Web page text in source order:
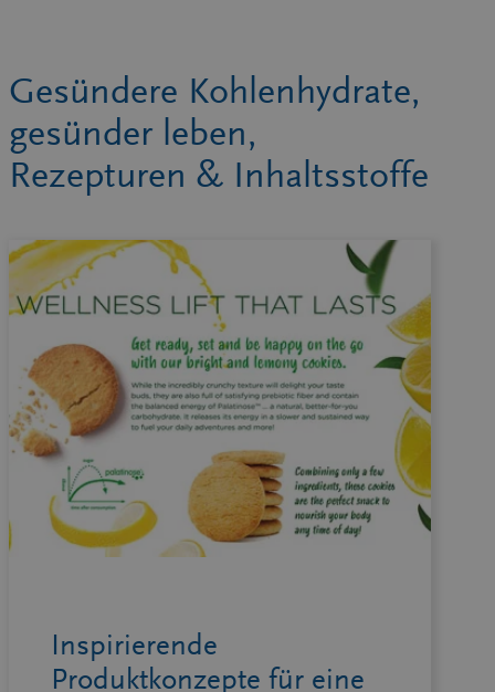
Gesündere Kohlenhydrate,
gesünder leben,
Rezepturen & Inhaltsstoffe
Inspirierende
Produktkonzepte für eine